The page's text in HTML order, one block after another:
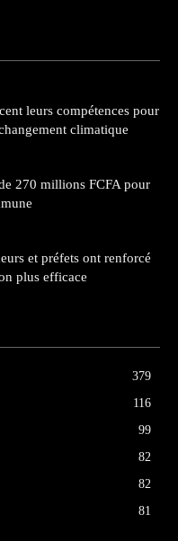
leurs compétences pour
climatique
270 millions FCFA pour
et préfets ont renforcé
plus efficace
379
116
99
82
82
81